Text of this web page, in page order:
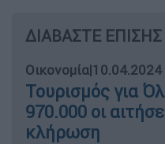
ΔΙΑΒΑΣΤΕ ΕΠΙΣΗΣ
Οικονομία|
Τουρισμός για
970.000 οι
κλήρωση